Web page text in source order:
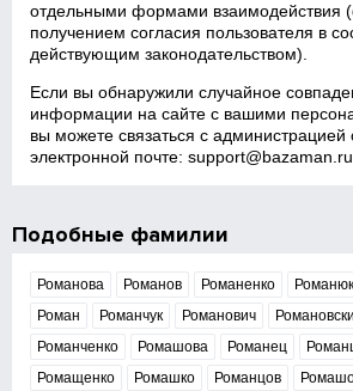
отдельными формами взаимодействия
получением согласия пользователя в
действующим законодательством).
Если вы обнаружили случайное
информации на сайте с вашими
вы можете связаться с администрацией
электронной почте:support@bazaman.ru
Подобные фамилии
Романова Романов Романенко Романюк
Роман
Романчук Романович
Романченко
Ромашова Романец
Ромащенко
Ромашко Романцов